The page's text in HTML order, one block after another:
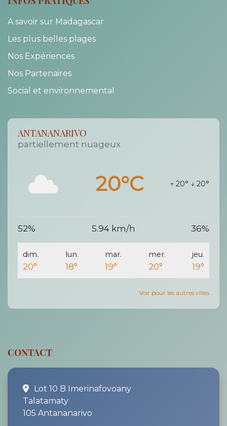
A savoir sur Madagascar
Les plus belles plages
Nos Expériences
Nos Partenaires
Social et environnemental
ANTANANARIVO
partiellement nuageux
20°C ↑ 20° ↓ 20°
52% 5.94 km/h 36%
dim.
20°
lun.
18°
mar.
19°
mer.
20°
jeu.
19°
Voir pour les autres villes
CONTACT
Lot 10 B Imerinafovoany
Talatamaty
105 Antananarivo